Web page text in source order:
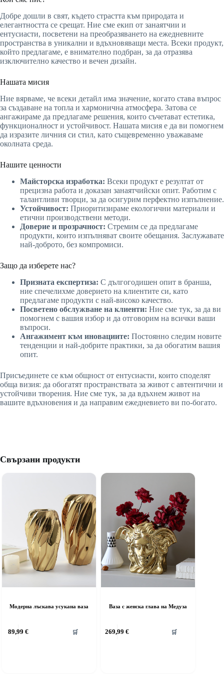
Добре дошли в свят, където страстта към природата и
елегантността се срещат. Ние сме екип от занаятчии и
ентусиасти, посветени на преобразяването на ежедневните
пространства в уникални и вдъхновяващи места. Всеки продукт,
който предлагаме, е внимателно подбран, за да отразява
изключително качество и вечен дизайн.
Нашата мисия
Ние вярваме, че всеки детайл има значение, когато става въпрос
за създаване на топла и хармонична атмосфера. Затова се
ангажираме да предлагаме решения, които съчетават естетика,
функционалност и устойчивост. Нашата мисия е да ви помогнем
да изразите личния си стил, като същевременно уважаваме
околната среда.
Нашите ценности
Майсторска изработка: Всеки продукт е резултат от
прецизна работа и доказан занаятчийски опит. Работим с
талантливи творци, за да осигурим перфектно изпълнение.
Устойчивост: Приоритизираме екологични материали и
етични производствени методи.
Доверие и прозрачност: Стремим се да предлагаме
продукти, които изпълняват своите обещания. Заслужавате
най-доброто, без компромиси.
Защо да изберете нас?
Призната експертиза: С дългогодишен опит в бранша,
ние спечелихме доверието на клиентите си, като
предлагаме продукти с най-високо качество.
Посветено обслужване на клиенти: Ние сме тук, за да ви
помогнем с вашия избор и да отговорим на всички ваши
въпроси.
Ангажимент към иновациите: Постоянно следим новите
тенденции и най-добрите практики, за да обогатим вашия
опит.
Присъединете се към общност от ентусиасти, които споделят
обща визия: да обогатят пространствата за живот с автентични и
устойчиви творения. Ние сме тук, за да вдъхнем живот на
вашите вдъхновения и да направим ежедневието ви по-богато.
Свързани продукти
Модерна лъскава усукана ваза
89,99 € 🛒
Ваза с женска глава на Медуза
269,99€ 🛒